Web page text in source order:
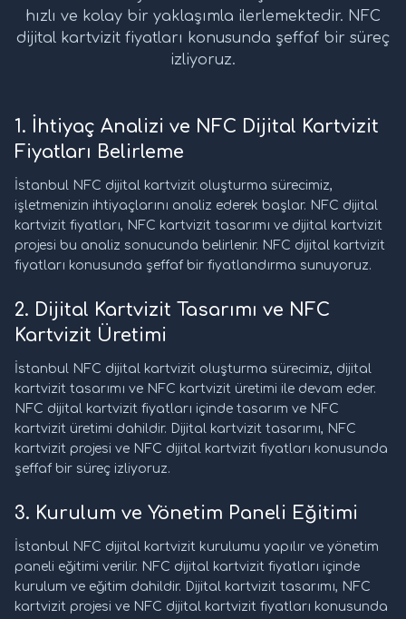
hızlı ve kolay bir yaklaşımla ilerlemektedir. NFC
dijital kartvizit fiyatları konusunda şeffaf bir süreç
izliyoruz.
1. İhtiyaç Analizi ve NFC Dijital Kartvizit
Fiyatları Belirleme
İstanbul NFC dijital kartvizit oluşturma sürecimiz,
işletmenizin ihtiyaçlarını analiz ederek başlar. NFC dijital
kartvizit fiyatları, NFC kartvizit tasarımı ve dijital kartvizit
projesi bu analiz sonucunda belirlenir. NFC dijital kartvizit
fiyatları konusunda şeffaf bir fiyatlandırma sunuyoruz.
2. Dijital Kartvizit Tasarımı ve NFC
Kartvizit Üretimi
İstanbul NFC dijital kartvizit oluşturma sürecimiz, dijital
kartvizit tasarımı ve NFC kartvizit üretimi ile devam eder.
NFC dijital kartvizit fiyatları içinde tasarım ve NFC
kartvizit üretimi dahildir. Dijital kartvizit tasarımı, NFC
kartvizit projesi ve NFC dijital kartvizit fiyatları konusunda
şeffaf bir süreç izliyoruz.
3. Kurulum ve Yönetim Paneli Eğitimi
İstanbul NFC dijital kartvizit kurulumu yapılır ve yönetim
paneli eğitimi verilir. NFC dijital kartvizit fiyatları içinde
kurulum ve eğitim dahildir. Dijital kartvizit tasarımı, NFC
kartvizit projesi ve NFC dijital kartvizit fiyatları konusunda